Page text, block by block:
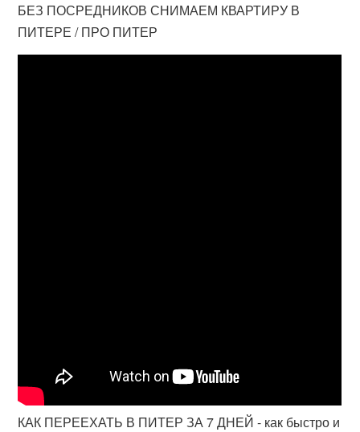
БЕЗ ПОСРЕДНИКОВ СНИМАЕМ КВАРТИРУ В
ПИТЕРЕ / ПРО ПИТЕР
КАК ПЕРЕЕХАТЬ В ПИТЕР ЗА 7 ДНЕЙ - как быстро и